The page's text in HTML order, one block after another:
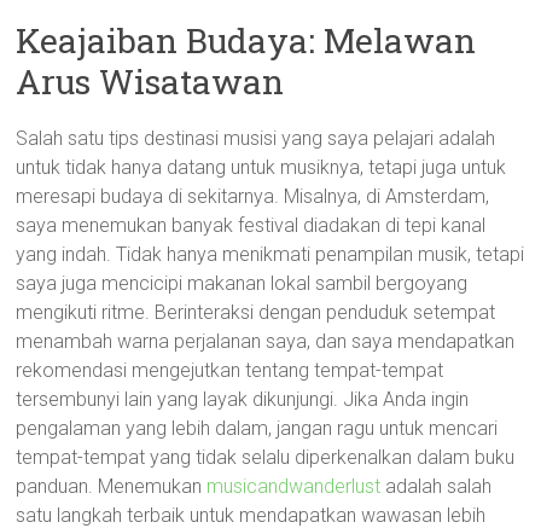
Keajaiban Budaya: Melawan
Arus Wisatawan
Salah satu tips destinasi musisi yang saya pelajari adalah
untuk tidak hanya datang untuk musiknya, tetapi juga untuk
meresapi budaya di sekitarnya. Misalnya, di Amsterdam,
saya menemukan banyak festival diadakan di tepi kanal
yang indah. Tidak hanya menikmati penampilan musik, tetapi
saya juga mencicipi makanan lokal sambil bergoyang
mengikuti ritme. Berinteraksi dengan penduduk setempat
menambah warna perjalanan saya, dan saya mendapatkan
rekomendasi mengejutkan tentang tempat-tempat
tersembunyi lain yang layak dikunjungi. Jika Anda ingin
pengalaman yang lebih dalam, jangan ragu untuk mencari
tempat-tempat yang tidak selalu diperkenalkan dalam buku
panduan. Menemukan musicandwanderlust adalah salah
satu langkah terbaik untuk mendapatkan wawasan lebih